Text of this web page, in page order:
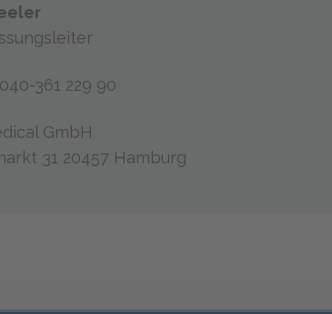
361 229 90
GmbH
31 20457 Hamburg